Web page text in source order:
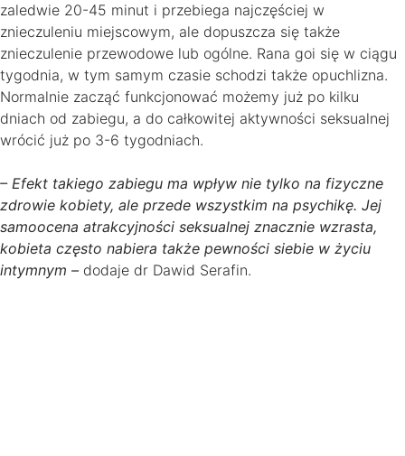
zaledwie 20-45 minut i przebiega najczęściej w
znieczuleniu miejscowym, ale dopuszcza się także
znieczulenie przewodowe lub ogólne. Rana goi się w ciągu
tygodnia, w tym samym czasie schodzi także opuchlizna.
Normalnie zacząć funkcjonować możemy już po kilku
dniach od zabiegu, a do całkowitej aktywności seksualnej
wrócić już po 3-6 tygodniach.
– Efekt takiego zabiegu ma wpływ nie tylko na fizyczne
zdrowie kobiety, ale przede wszystkim na psychikę. Jej
samoocena atrakcyjności seksualnej znacznie wzrasta,
kobieta często nabiera także pewności siebie w życiu
intymnym – dodaje dr Dawid Serafin.